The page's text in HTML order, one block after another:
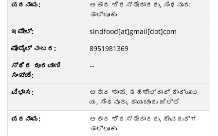
ಆಹಾರ ಶಿರಸ್ತೇದಾರರು, ಸಿಂಧನೂರು
ತಾಲ್ಲೂಕು
sindfood[at]gmail[dot]com
8951981369
--
ಆಹಾರ ಶಾಖೆ, ತಹಶೀಲ್ದಾರ್ ಕಾರ್ಯಾಲ
ಯ, ಸಿಂಧನೂರು, ರಾಯಚೂರು ಜಿಲ್ಲೆ
ಆಹಾರ ಶಿರಸ್ತೇದಾರರು, ದೇವದುರ್ಗ
ತಾಲ್ಲೂಕು